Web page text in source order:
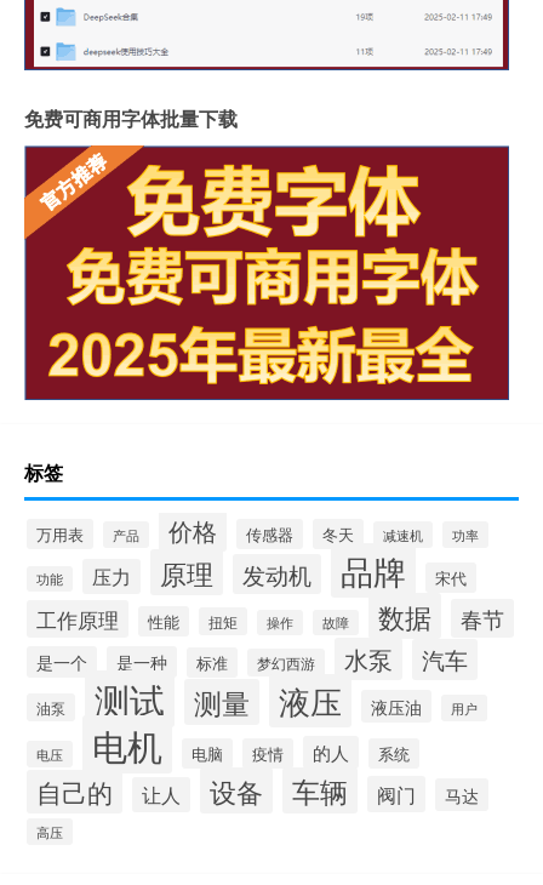
免费可商用字体批量下载
标签
万用表 产品 价格 传感器 冬天 减速机 功率
功能 压力 原理 发动机 品牌 宋代
工作原理 性能 扭矩 操作 故障 数据 春节
是一个 是一种 标准 梦幻西游 水泵 汽车
油泵 测试 测量 液压 液压油 用户
电压 电机 电脑 疫情 的人 系统
自己的 让人 设备 车辆 阀门 马达
高压